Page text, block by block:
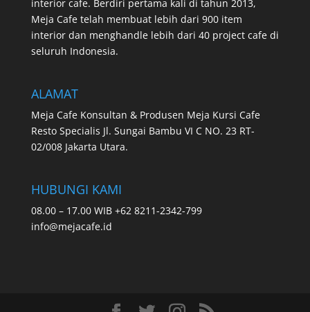
interior cafe. Berdiri pertama kali di tahun 2013,
Meja Cafe telah membuat lebih dari 900 item
interior dan menghandle lebih dari 40 project cafe di
seluruh Indonesia.
ALAMAT
Meja Cafe Konsultan & Produsen Meja Kursi Cafe
Resto Specialis Jl. Sungai Bambu VI C NO. 23 RT-
02/008 Jakarta Utara.
HUBUNGI KAMI
08.00 – 17.00 WIB +62 8211-2342-799
info@mejacafe.id